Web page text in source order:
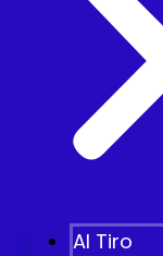
Al Tiro